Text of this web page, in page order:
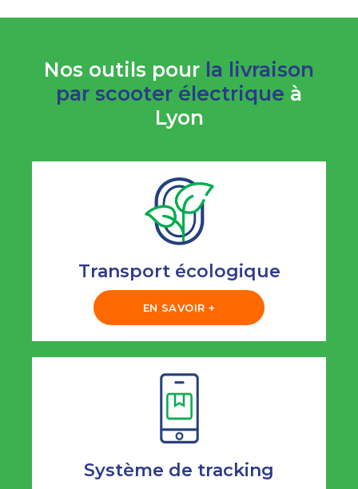
Nos outils pour la livraison
par scooter électrique à
Lyon
Transport écologique
EN SAVOIR +
Système de tracking